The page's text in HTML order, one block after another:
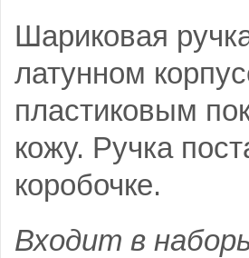
Шариковая
латунном
пластиковым
кожу. Ручка
коробочке.
Входит в